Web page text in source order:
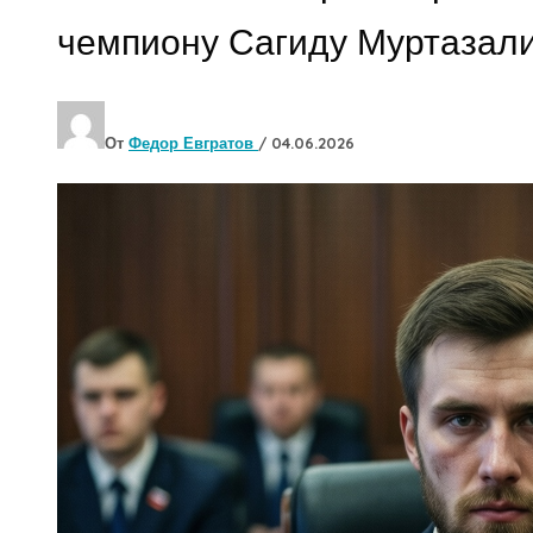
чемпиону Сагиду
От Федор Евгратов / 04.06.2026